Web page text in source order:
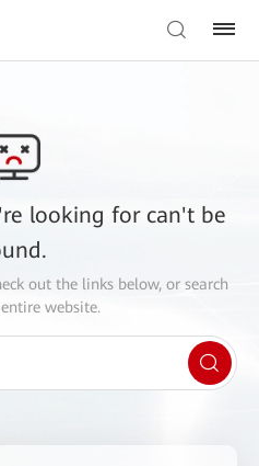
looking for can't be
out the links below, or search
website.